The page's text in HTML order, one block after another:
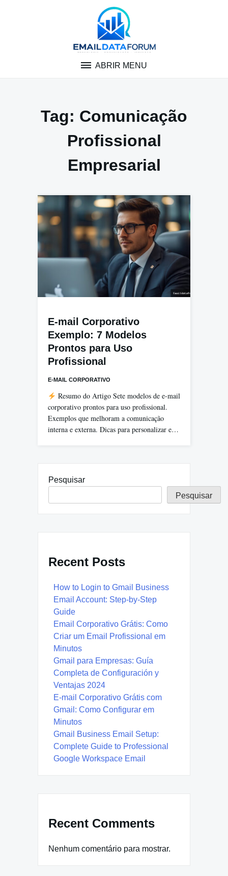
ABRIR MENU
Tag: Comunicação
Profissional
Empresarial
E-mail Corporativo
Exemplo: 7 Modelos
Prontos para Uso
Profissional
E-MAIL CORPORATIVO
Resumo do Artigo Sete modelos de e-mail
corporativo prontos para uso profissional.
Exemplos que melhoram a comunicação
interna e externa. Dicas para personalizar e…
Pesquisar
Pesquisar
Recent Posts
How to Login to Gmail Business
Email Account: Step-by-Step
Guide
Email Corporativo Grátis: Como
Criar um Email Profissional em
Minutos
Gmail para Empresas: Guía
Completa de Configuración y
Ventajas 2024
E-mail Corporativo Grátis com
Gmail: Como Configurar em
Minutos
Gmail Business Email Setup:
Complete Guide to Professional
Google Workspace Email
Recent Comments
Nenhum comentário para mostrar.